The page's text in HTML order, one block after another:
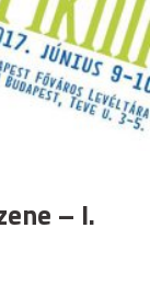
– I.